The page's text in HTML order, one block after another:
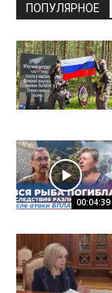
ПОПУЛЯРНОЕ
00:04:39